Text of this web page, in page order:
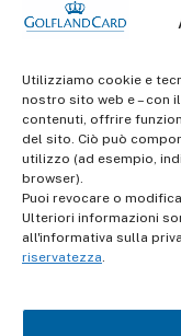
Utilizziamo cookie e
nostro sito web e – con
contenuti, offrire
del sito. Ciò può
utilizzo (ad esempio,
browser).
Puoi revocare o
Ulteriori informazioni
all'informativa sulla
riservatezza.
informazioni
Termini e
Protezione dei